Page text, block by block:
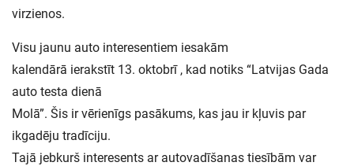
virzienos.
Visu jaunu auto interesentiem iesakām
kalendārā ierakstīt 13. oktobrī , kad notiks “Latvijas Gada
auto testa dienā
Molā”. Šis ir vērienīgs pasākums, kas jau ir kļuvis par
ikgadēju tradīciju.
Tajā jebkurš interesents ar autovadīšanas tiesībām var